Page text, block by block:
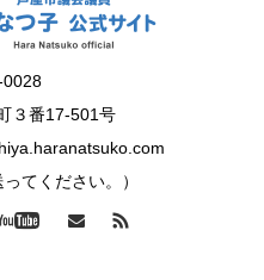
0028
３番17-501号
てください。）